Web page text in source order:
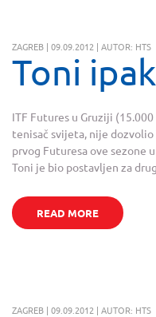
ZAGREB | 09.09.2012 | AUTOR: HTS
Toni
ITF Futures u Gruziji
tenisač svijeta, nije
prvog Futuresa ove
Toni je bio postavljen za
READ MORE
ZAGREB | 09.09.2012 | AUTOR: HTS